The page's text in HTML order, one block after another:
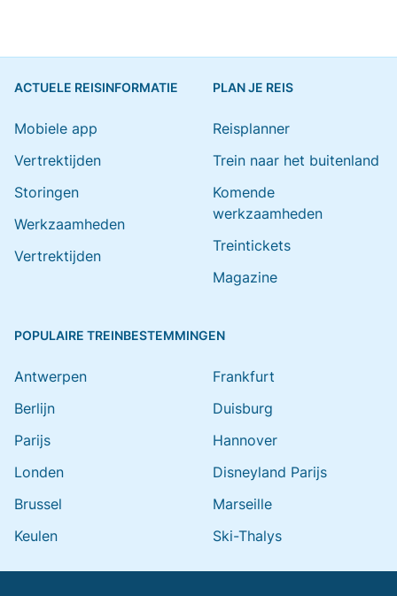
ACTUELE REISINFORMATIE
Mobiele app
Vertrektijden
Storingen
Werkzaamheden
Vertrektijden
PLAN JE REIS
Reisplanner
Trein naar het buitenland
Komende
werkzaamheden
Treintickets
Magazine
POPULAIRE TREINBESTEMMINGEN
Antwerpen
Berlijn
Parijs
Londen
Brussel
Keulen
Frankfurt
Duisburg
Hannover
Disneyland Parijs
Marseille
Ski-Thalys